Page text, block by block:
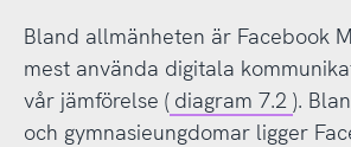
Bland allmänheten är Facebook
mest använda digitala
vår jämförelse ( diagram 7.2 ).
och gymnasieungdomar ligger